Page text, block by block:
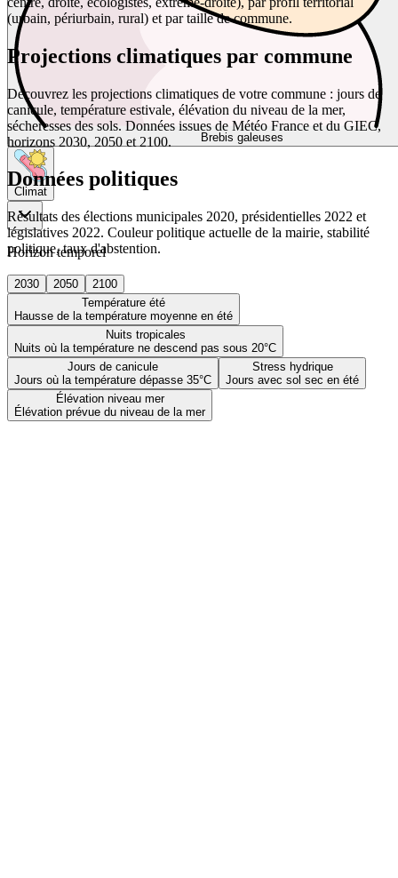
Brebis galeuses
Climat
Horizon temporel
2030 2050
2100
Température été
Hausse de la température moyenne en été
Nuits tropicales
Nuits où la température ne descend pas sous 20°C
Jours de canicule
Jours où la température dépasse 35°C
Stress hydrique
Jours avec sol sec en été
Élévation niveau mer
Élévation prévue du niveau de la mer
(urbain, périurbain, rural) et par taille de commune.
Projections climatiques par commune
Découvrez les projections climatiques de votre commune : jours de
canicule, température estivale, élévation du niveau de la mer,
sécheresses des sols. Données issues de Météo France et du GIEC,
horizons 2030, 2050 et 2100.
Données politiques
Résultats des élections municipales 2020, présidentielles 2022 et
législatives 2022. Couleur politique actuelle de la mairie, stabilité
politique, taux d'abstention.